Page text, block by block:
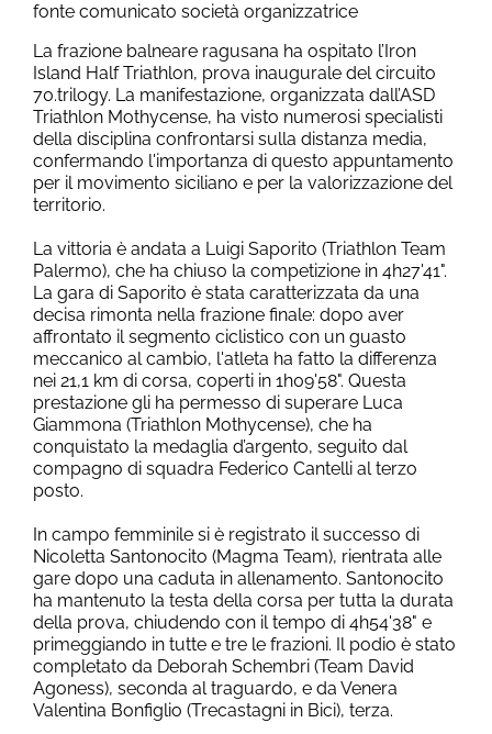
fonte comunicato società organizzatrice
La frazione balneare ragusana ha ospitato l’Iron
Island Half Triathlon, prova inaugurale del circuito
70.trilogy. La manifestazione, organizzata dall’ASD
Triathlon Mothycense, ha visto numerosi specialisti
della disciplina confrontarsi sulla distanza media,
confermando l'importanza di questo appuntamento
per il movimento siciliano e per la valorizzazione del
territorio.
La vittoria è andata a Luigi Saporito (Triathlon Team
Palermo), che ha chiuso la competizione in 4h27'41".
La gara di Saporito è stata caratterizzata da una
decisa rimonta nella frazione finale: dopo aver
affrontato il segmento ciclistico con un guasto
meccanico al cambio, l'atleta ha fatto la differenza
nei 21,1 km di corsa, coperti in 1h09'58". Questa
prestazione gli ha permesso di superare Luca
Giammona (Triathlon Mothycense), che ha
conquistato la medaglia d’argento, seguito dal
compagno di squadra Federico Cantelli al terzo
posto.
In campo femminile si è registrato il successo di
Nicoletta Santonocito (Magma Team), rientrata alle
gare dopo una caduta in allenamento. Santonocito
ha mantenuto la testa della corsa per tutta la durata
della prova, chiudendo con il tempo di 4h54'38" e
primeggiando in tutte e tre le frazioni. Il podio è stato
completato da Deborah Schembri (Team David
Agoness), seconda al traguardo, e da Venera
Valentina Bonfiglio (Trecastagni in Bici), terza.